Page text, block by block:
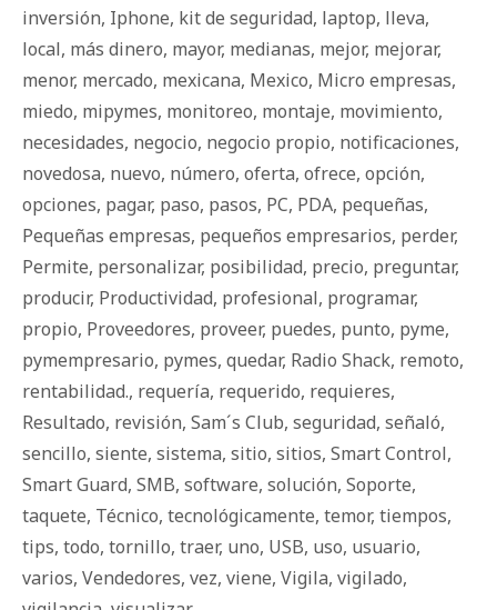
inversión, Iphone, kit de seguridad, laptop, lleva,
local, más dinero, mayor, medianas, mejor, mejorar,
menor, mercado, mexicana, Mexico, Micro empresas,
miedo, mipymes, monitoreo, montaje, movimiento,
necesidades, negocio, negocio propio, notificaciones,
novedosa, nuevo, número, oferta, ofrece, opción,
opciones, pagar, paso, pasos, PC, PDA, pequeñas,
Pequeñas empresas, pequeños empresarios, perder,
Permite, personalizar, posibilidad, precio, preguntar,
producir, Productividad, profesional, programar,
propio, Proveedores, proveer, puedes, punto, pyme,
pymempresario, pymes, quedar, Radio Shack, remoto,
rentabilidad., requería, requerido, requieres,
Resultado, revisión, Sam´s Club, seguridad, señaló,
sencillo, siente, sistema, sitio, sitios, Smart Control,
Smart Guard, SMB, software, solución, Soporte,
taquete, Técnico, tecnológicamente, temor, tiempos,
tips, todo, tornillo, traer, uno, USB, uso, usuario,
varios, Vendedores, vez, viene, Vigila, vigilado,